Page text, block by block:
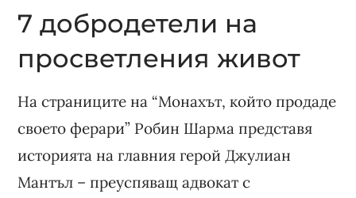
7 добродетели на
просветления живот
На страниците на “Монахът, който продаде
своето ферари” Робин Шарма представя
историята на главния герой Джулиан
Мантъл – преуспяващ адвокат с